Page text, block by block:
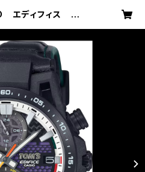
ディフィス TO
お店 藤原時計舗